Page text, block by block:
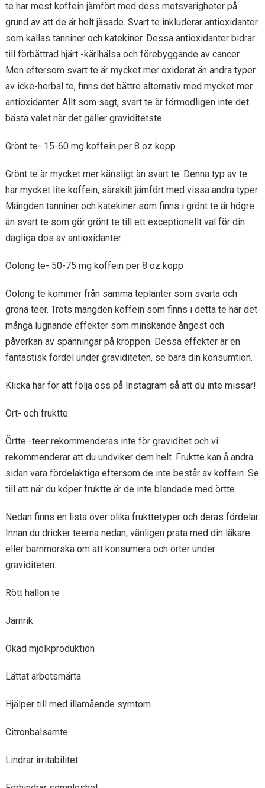
te har mest koffein jämfört med dess motsvarigheter på
grund av att de är helt jäsade. Svart te inkluderar antioxidanter
som kallas tanniner och katekiner. Dessa antioxidanter bidrar
till förbättrad hjärt -kärlhälsa och förebyggande av cancer.
Men eftersom svart te är mycket mer oxiderat än andra typer
av icke-herbal te, finns det bättre alternativ med mycket mer
antioxidanter. Allt som sagt, svart te är förmodligen inte det
bästa valet när det gäller graviditetste.
Grönt te- 15-60 mg koffein per 8 oz kopp
Grönt te är mycket mer känsligt än svart te. Denna typ av te
har mycket lite koffein, särskilt jämfört med vissa andra typer.
Mängden tanniner och katekiner som finns i grönt te är högre
än svart te som gör grönt te till ett exceptionellt val för din
dagliga dos av antioxidanter.
Oolong te- 50-75 mg koffein per 8 oz kopp
Oolong te kommer från samma teplanter som svarta och
gröna teer. Trots mängden koffein som finns i detta te har det
många lugnande effekter som minskande ångest och
påverkan av spänningar på kroppen. Dessa effekter är en
fantastisk fördel under graviditeten, se bara din konsumtion.
Klicka här för att följa oss på Instagram så att du inte missar!
Ört- och fruktte:
Örtte -teer rekommenderas inte för graviditet och vi
rekommenderar att du undviker dem helt. Fruktte kan å andra
sidan vara fördelaktiga eftersom de inte består av koffein. Se
till att när du köper fruktte är de inte blandade med örtte.
Nedan finns en lista över olika frukttetyper och deras fördelar.
Innan du dricker teerna nedan, vänligen prata med din läkare
eller barnmorska om att konsumera och örter under
graviditeten.
Rött hallon te
Järnrik
Ökad mjölkproduktion
Lättat arbetsmärta
Hjälper till med illamående symtom
Citronbalsamte
Lindrar irritabilitet